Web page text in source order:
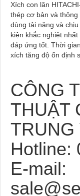
Xích con lăn
thép cơ bản và
dùng tải nặng và
kiện khắc nghiệt
đáp ứng tốt. Thời
xích tăng độ ổn định
CÔNG
THUẬT
TRUNG
Hotline:
E-mail: